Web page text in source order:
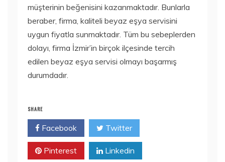
müşterinin beğenisini kazanmaktadır. Bunlarla
beraber, firma, kaliteli beyaz eşya servisini
uygun fiyatla sunmaktadır. Tüm bu sebeplerden
dolayı, firma İzmir’in birçok ilçesinde tercih
edilen beyaz eşya servisi olmayı başarmış
durumdadır.
SHARE
Facebook Twitter
Pinterest Linkedin